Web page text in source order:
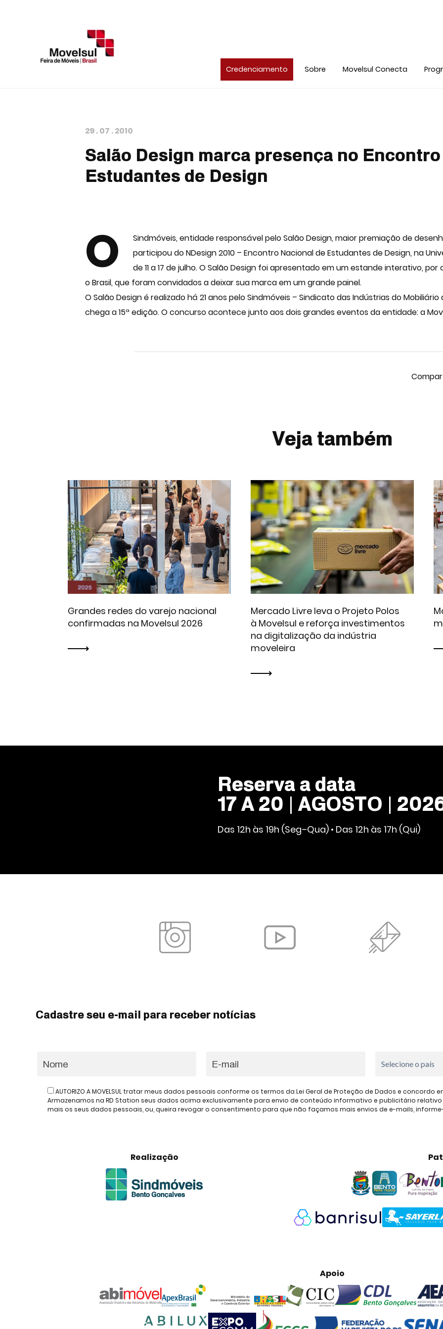
Credenciamento Sobre Movelsul Conecta
29.07 .2010
Salão Design marca presença no
Estudantes de Design
O
Sindmóveis, entidade responsável pelo Salão Design, maior premiação de
participou do NDesign 2010 – Encontro Nacional de Estudantes de Design, na
de 11 a 17 de julho. O Salão Design foi apresentado em um estande interativo,
o Brasil, que foram convidados a deixar sua marca em um grande painel.
O Salão Design é realizado há 21 anos pelo Sindmóveis – Sindicato das Indústrias do Mobiliário
chega a 15ª edição. O concurso acontece junto aos dois grandes eventos da entidade: a
Veja também
Grandes redes do varejo nacional
confirmadas na Movelsul 2026
Mercado Livre leva o Projeto Polos
à Movelsul e reforça investimentos
na digitalização da indústria
moveleira
Reserva a data
17 A 20 | AGOSTO |
Das 12h às 19h (Seg–Qua) • Das 12h às 17h (Qui)
Cadastre seu e-mail para receber notícias
AUTORIZO A MOVELSUL tratar meus dados pessoais conforme os termos da Lei Geral de Proteção de Dados e
Armazenamos na RD Station seus dados acima exclusivamente para envio de conteúdo informativo e publicitário relativo à
mais os seus dados pessoais, ou, queira revogar o consentimento para que não façamos mais envios de e-mails,
Realização
Apoio